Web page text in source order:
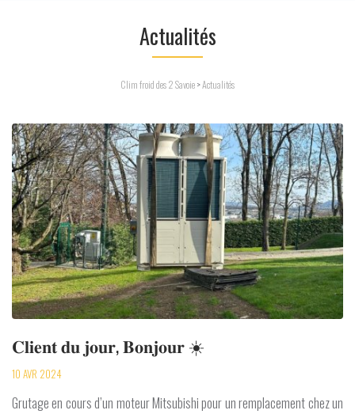
Actualités
Clim froid des 2 Savoie>Actualités
𝐂𝐥𝐢𝐞𝐧𝐭 𝐝𝐮 𝐣𝐨𝐮𝐫, 𝐁𝐨𝐧𝐣𝐨𝐮𝐫 ☀️
10 AVR 2024
Grutage en cours d’un moteur Mitsubishi pour un remplacement chez un